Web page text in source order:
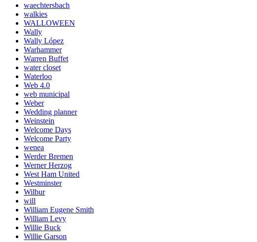
waechtersbach
walkies
WALLOWEEN
Wally
Wally López
Warhammer
Warren Buffet
water closet
Waterloo
Web 4.0
web municipal
Weber
Wedding planner
Weinstein
Welcome Days
Welcome Party
wenea
Werder Bremen
Werner Herzog
West Ham United
Westminster
Wilbur
will
William Eugene Smith
William Levy
Willie Buck
Willie Garson